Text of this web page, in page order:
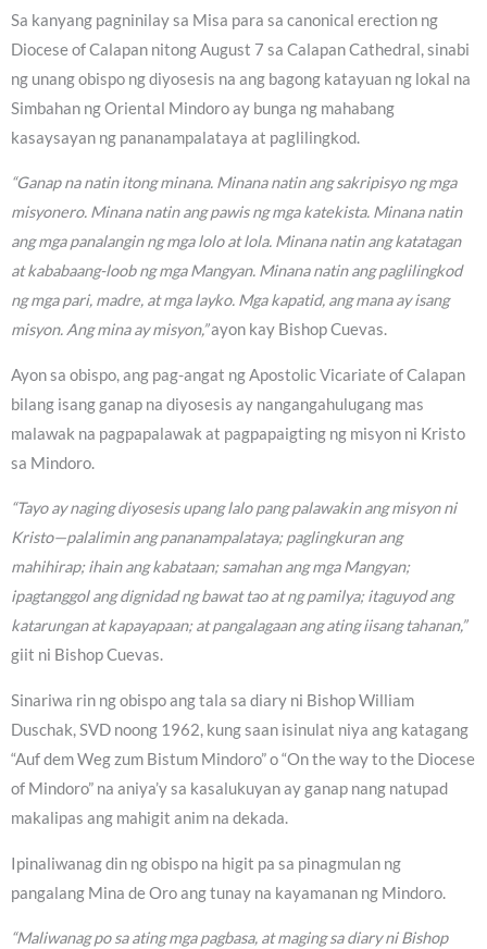
Sa kanyang pagninilay sa Misa para sa canonical erection ng
Diocese of Calapan nitong August 7 sa Calapan Cathedral, sinabi
ng unang obispo ng diyosesis na ang bagong katayuan ng lokal na
Simbahan ng Oriental Mindoro ay bunga ng mahabang
kasaysayan ng pananampalataya at paglilingkod.
“Ganap na natin itong minana. Minana natin ang sakripisyo ng mga
misyonero. Minana natin ang pawis ng mga katekista. Minana natin
ang mga panalangin ng mga lolo at lola. Minana natin ang katatagan
at kababaang-loob ng mga Mangyan. Minana natin ang paglilingkod
ng mga pari, madre, at mga layko. Mga kapatid, ang mana ay isang
misyon. Ang mina ay misyon,”ayon kay Bishop Cuevas.
Ayon sa obispo, ang pag-angat ng Apostolic Vicariate of Calapan
bilang isang ganap na diyosesis ay nangangahulugang mas
malawak na pagpapalawak at pagpapaigting ng misyon ni Kristo
sa Mindoro.
“Tayo ay naging diyosesis upang lalo pang palawakin ang misyon ni
Kristo—palalimin ang pananampalataya; paglingkuran ang
mahihirap; ihain ang kabataan; samahan ang mga Mangyan;
ipagtanggol ang dignidad ng bawat tao at ng pamilya; itaguyod ang
katarungan at kapayapaan; at pangalagaan ang ating iisang tahanan,”
giit ni Bishop Cuevas.
Sinariwa rin ng obispo ang tala sa diary ni Bishop William
Duschak, SVD noong 1962, kung saan isinulat niya ang katagang
“Auf dem Weg zum Bistum Mindoro” o “On the way to the Diocese
of Mindoro” na aniya’y sa kasalukuyan ay ganap nang natupad
makalipas ang mahigit anim na dekada.
Ipinaliwanag din ng obispo na higit pa sa pinagmulan ng
pangalang Mina de Oro ang tunay na kayamanan ng Mindoro.
“Maliwanag po sa ating mga pagbasa, at maging sa diary ni Bishop